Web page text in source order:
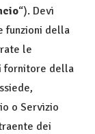
“). Devi
funzioni della
le
fornitore della
o Servizio
dei